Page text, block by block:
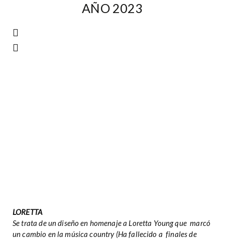
AÑO 2023
LORETTA
Se trata de un diseño en homenaje a Loretta Young que marcó
un cambio en la música country (Ha fallecido a finales de